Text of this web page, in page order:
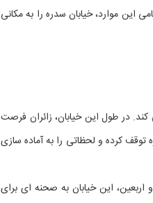
موارد، خیابان سدره را به مکانی
در طول این خیابان، زائران فرصت
توقف کرده و لحظاتی را به آماده سازی
این خیابان به صحنه ای برای